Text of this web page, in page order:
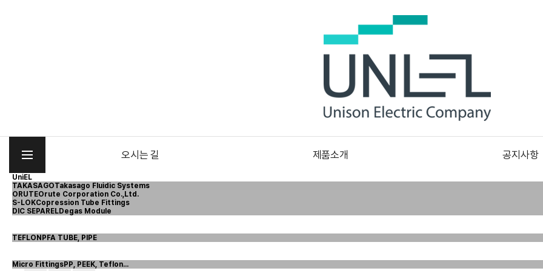
오시는 길 제품소개 공지사항
UniEL
TAKASAGOTakasago Fluidic Systems
ORUTEOrute Corporation Co.,Ltd.
S-LOKCopression Tube Fittings
DIC SEPARELDegas Module
TEFLON PFA TUBE, PIPE
Micro FittingsPP, PEEK, Teflon...